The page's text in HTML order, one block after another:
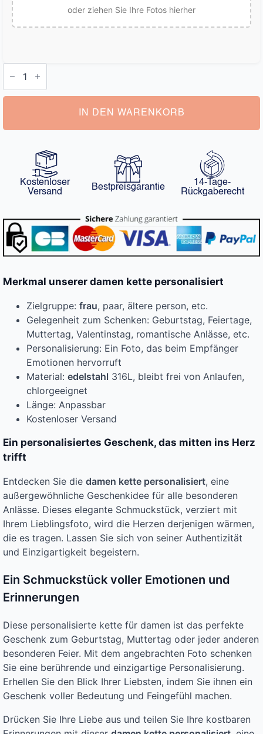
oder ziehen Sie Ihre Fotos hierher
Damen
Kette
Menge
IN DEN WARENKORB
Kostenloser
Versand
Bestpreisgarantie
14-Tage-
Rückgaberecht
Merkmal unserer damen kette personalisiert
Zielgruppe: frau, paar, ältere person, etc.
Gelegenheit zum Schenken: Geburtstag, Feiertage,
Muttertag, Valentinstag, romantische Anlässe, etc.
Personalisierung: Ein Foto, das beim Empfänger
Emotionen hervorruft
Material: edelstahl 316L, bleibt frei von Anlaufen,
chlorgeeignet
Länge: Anpassbar
Kostenloser Versand
Ein personalisiertes Geschenk, das mitten ins Herz
trifft
Entdecken Sie die damen kette personalisiert, eine
außergewöhnliche Geschenkidee für alle besonderen
Anlässe. Dieses elegante Schmuckstück, verziert mit
Ihrem Lieblingsfoto, wird die Herzen derjenigen wärmen,
die es tragen. Lassen Sie sich von seiner Authentizität
und Einzigartigkeit begeistern.
Ein Schmuckstück voller Emotionen und
Erinnerungen
Diese personalisierte kette für damen ist das perfekte
Geschenk zum Geburtstag, Muttertag oder jeder anderen
besonderen Feier. Mit dem angebrachten Foto schenken
Sie eine berührende und einzigartige Personalisierung.
Erhellen Sie den Blick Ihrer Liebsten, indem Sie ihnen ein
Geschenk voller Bedeutung und Feingefühl machen.
Drücken Sie Ihre Liebe aus und teilen Sie Ihre kostbaren